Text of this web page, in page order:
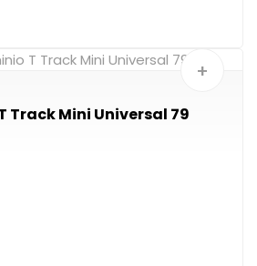
+
Track Mini Universal 79